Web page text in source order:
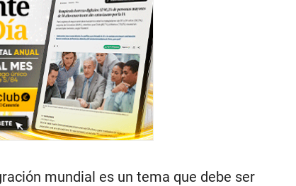
mundial es un tema que debe ser